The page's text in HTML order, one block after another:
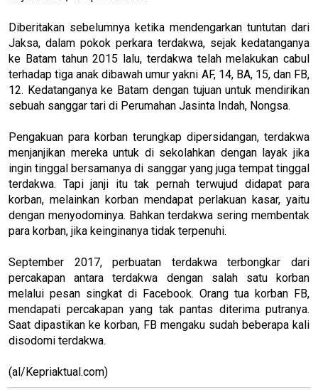
Diberitakan sebelumnya ketika mendengarkan tuntutan dari
Jaksa, dalam pokok perkara terdakwa, sejak kedatanganya
ke Batam tahun 2015 lalu, terdakwa telah melakukan cabul
terhadap tiga anak dibawah umur yakni AF, 14, BA, 15, dan FB,
12. Kedatanganya ke Batam dengan tujuan untuk mendirikan
sebuah sanggar tari di Perumahan Jasinta Indah, Nongsa.
Pengakuan para korban terungkap dipersidangan, terdakwa
menjanjikan mereka untuk di sekolahkan dengan layak jika
ingin tinggal bersamanya di sanggar yang juga tempat tinggal
terdakwa. Tapi janji itu tak pernah terwujud didapat para
korban, melainkan korban mendapat perlakuan kasar, yaitu
dengan menyodominya. Bahkan terdakwa sering membentak
para korban, jika keinginanya tidak terpenuhi.
September 2017, perbuatan terdakwa terbongkar dari
percakapan antara terdakwa dengan salah satu korban
melalui pesan singkat di Facebook. Orang tua korban FB,
mendapati percakapan yang tak pantas diterima putranya.
Saat dipastikan ke korban, FB mengaku sudah beberapa kali
disodomi terdakwa.
(al/Kepriaktual.com)